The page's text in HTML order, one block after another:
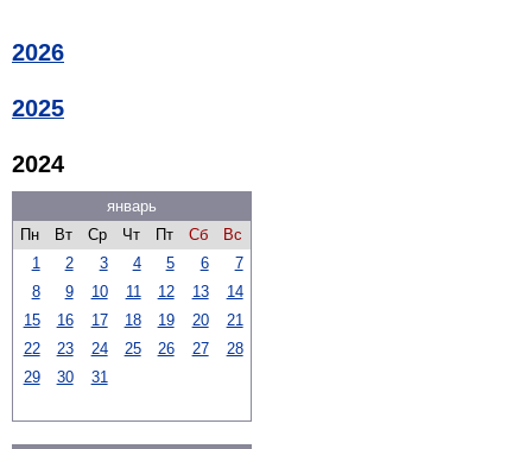
2026
2025
2024
январь
Пн
Вт Ср Чт Пт Сб
Вс
1
2 3 4 5 6
7
8
9 10 11 12 13
14
15
16 17 18 19 20
21
22
23 24 25 26 27
28
29
30 31